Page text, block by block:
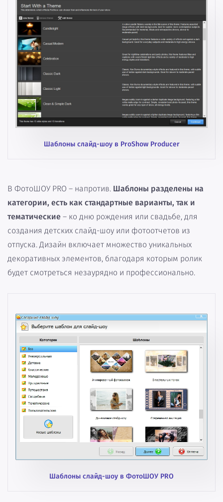
Шаблоны слайд-шоу в ProShow Producer
В ФотоШОУ PRO – напротив. Шаблоны разделены на
категории, есть как стандартные варианты, так и
тематические – ко дню рождения или свадьбе, для
создания детских слайд-шоу или фотоотчетов из
отпуска. Дизайн включает множество уникальных
декоративных элементов, благодаря которым ролик
будет смотреться незаурядно и профессионально.
Шаблоны слайд-шоу в ФотоШОУ PRO